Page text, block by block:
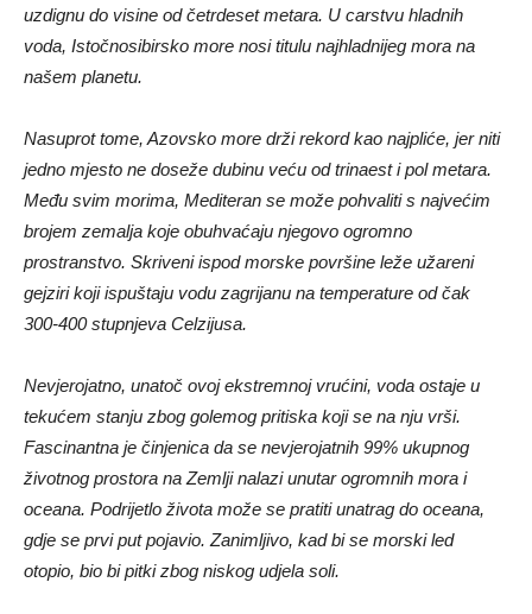
uzdignu do visine od četrdeset metara. U carstvu hladnih
voda, Istočnosibirsko more nosi titulu najhladnijeg mora na
našem planetu.
Nasuprot tome, Azovsko more drži rekord kao najpliće, jer niti
jedno mjesto ne doseže dubinu veću od trinaest i pol metara.
Među svim morima, Mediteran se može pohvaliti s najvećim
brojem zemalja koje obuhvaćaju njegovo ogromno
prostranstvo. Skriveni ispod morske površine leže užareni
gejziri koji ispuštaju vodu zagrijanu na temperature od čak
300-400 stupnjeva Celzijusa.
Nevjerojatno, unatoč ovoj ekstremnoj vrućini, voda ostaje u
tekućem stanju zbog golemog pritiska koji se na nju vrši.
Fascinantna je činjenica da se nevjerojatnih 99% ukupnog
životnog prostora na Zemlji nalazi unutar ogromnih mora i
oceana. Podrijetlo života može se pratiti unatrag do oceana,
gdje se prvi put pojavio. Zanimljivo, kad bi se morski led
otopio, bio bi pitki zbog niskog udjela soli.